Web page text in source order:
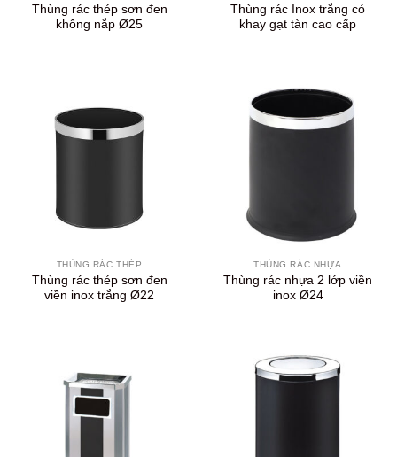
Thùng rác thép sơn đen
không nắp Ø25
Thùng rác Inox trắng có
khay gạt tàn cao cấp
THÙNG RÁC THÉP
Thùng rác thép sơn đen
viền inox trắng Ø22
THÙNG RÁC NHỰA
Thùng rác nhựa 2 lớp viền
inox Ø24